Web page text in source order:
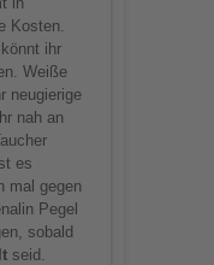
Kosten.
ihr
Weiße
neugierige
nah an
es
mal gegen
Pegel
sobald
seid.